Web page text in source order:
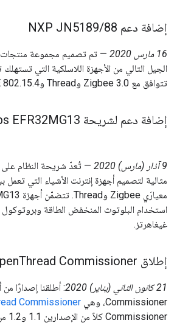
إضافة دعم NXP JN5189 /88
‫16 مارس 2020 — تم تصميم مجموعة منتجات
الجيل التالي من الأجهزة اللاسلكية التي
تتوافق مع Zigbee 3.0 وThread وIEEE 802.15.4.
إضافة دعم لشريحة Silicon Labs EFR32MG13
‫9 آذار (مارس) 2020 — تُعدّ شريحة النظام على
مثالية لتصميم أجهزة إنترنت الأشياء التي تعمل
غيغاهرتز.
إطلاق Open Thread Commissioner
‫21 كانون الثاني (يناير) 2020
Commissioner، وهي
Commissioner